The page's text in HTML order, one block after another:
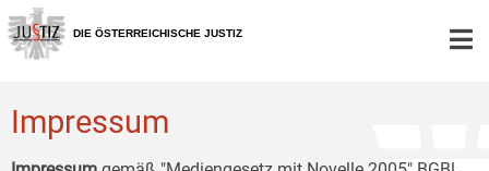
Zur
Hauptnavigation
[1]
Zum
Inhalt
[2]
Zum
Untermenü
[3]
DIE ÖSTERREICHISCHE JUSTIZ
Impressum